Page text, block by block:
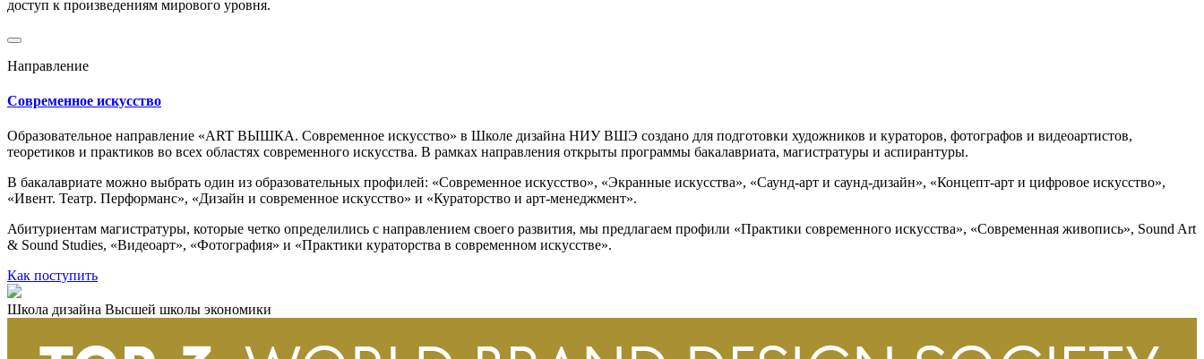
доступ к произведениям мирового уровня.
Направление
Современное искусство
Образовательное направление «ART ВЫШКА. Современное искусство» в Школе дизайна НИУ ВШЭ создано для подготовки художников и кураторов, фотографов и видеоартистов,
теоретиков и практиков во всех областях современного искусства. В рамках направления открыты программы бакалавриата, магистратуры и аспирантуры.
В бакалавриате можно выбрать один из образовательных профилей: «Современное искусство», «Экранные искусства», «Саунд-арт и саунд-дизайн», «Концепт-арт и цифровое искусство»,
«Ивент. Театр. Перформанс», «Дизайн и современное искусство» и «Кураторство и арт-менеджмент».
Абитуриентам магистратуры, которые четко определились с направлением своего развития, мы предлагаем профили «Практики современного искусства», «Современная живопись», Sound Art
& Sound Studies, «Видеоарт», «Фотография» и «Практики кураторства в современном искусстве».
Как поступить
Школа дизайна Высшей школы экономики